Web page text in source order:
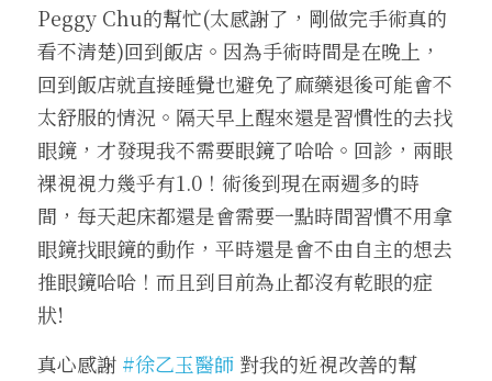
Peggy Chu的幫忙(太感謝了，剛做完手術真的
看不清楚)回到飯店。因為手術時間是在晚上，
回到飯店就直接睡覺也避免了麻藥退後可能會不
太舒服的情況。隔天早上醒來還是習慣性的去找
眼鏡，才發現我不需要眼鏡了哈哈。回診，兩眼
裸視視力幾乎有1.0！術後到現在兩週多的時
間，每天起床都還是會需要一點時間習慣不用拿
眼鏡找眼鏡的動作，平時還是會不由自主的想去
推眼鏡哈哈！而且到目前為止都沒有乾眼的症
狀!
真心感謝 #徐乙玉醫師 對我的近視改善的幫